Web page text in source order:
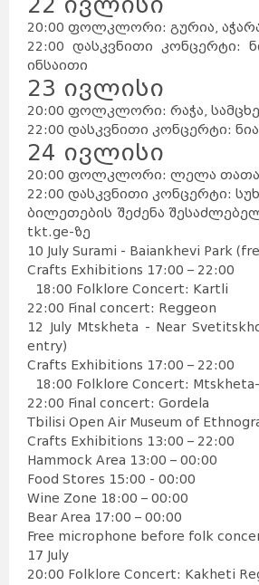
20:00 ფოლკლორი: გურია,
22:00 დასკვნითი კონცერტი:
ინსაითი
23 ივლისი
20:00 ფოლკლორი: რაჭა, სამცხე
22:00 დასკვნითი კონცერტი:
24 ივლისი
20:00 ფოლკლორი: ლელა
22:00 დასკვნითი კონცერტი:
ბილეთების შეძენა
tkt.ge-ზე
10 July Surami - Baiankhevi Park
Crafts Exhibitions 17:00 – 22:00
18:00 Folklore Concert: Kartli
22:00 Final concert: Reggeon
12 July Mtskheta - Near
entry)
Crafts Exhibitions 17:00 – 22:00
18:00 Folklore Concert:
22:00 Final concert: Gordela
Tbilisi Open Air Museum of
Crafts Exhibitions 13:00 – 22:00
Hammock Area 13:00 – 00:00
Food Stores 15:00 - 00:00
Wine Zone 18:00 – 00:00
Bear Area 17:00 – 00:00
Free microphone before folk
17 July
20:00 Folklore Concert: Kakheti